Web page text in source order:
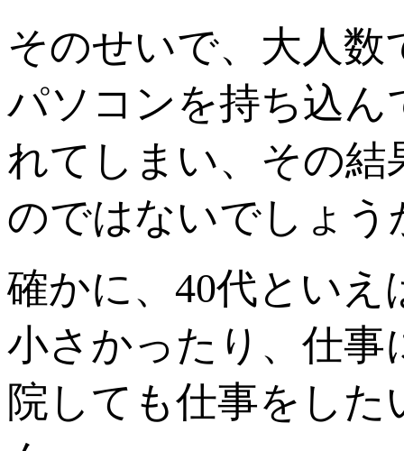
そのせいで、大人
パソコンを持ち込
れてしまい、その
のではないでしょう
確かに、40代とい
小さかったり、仕事
院しても仕事をし